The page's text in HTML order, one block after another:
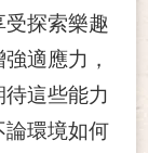
探索樂趣
適應力，
這些能力
論環境如何